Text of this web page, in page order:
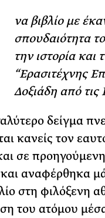
να βιβλίο με
σπουδαιότητα
την ιστορία και
“Ερασιτέχνης
Δοξιάδη από τις
δείγμα
κανείς τον
σε
αναφέρθηκα
στη
του ατόμου